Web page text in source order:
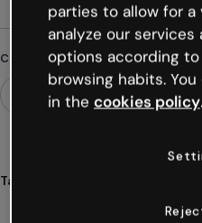
Cerchi qualcosa di diverso?
Tags
parties to allow for
analyze our
options according
browsing habits.
in the cookies policy.